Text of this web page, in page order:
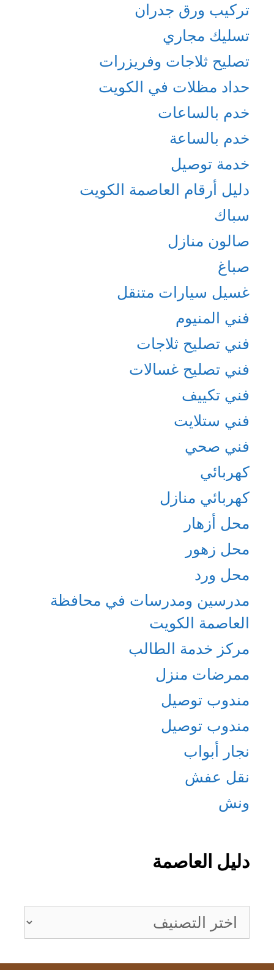
تركيب ورق جدران
تسليك مجاري
تصليح ثلاجات وفريزرات
حداد مظلات في الكويت
خدم بالساعات
خدم بالساعة
خدمة توصيل
دليل أرقام العاصمة الكويت
سباك
صالون منازل
صباغ
غسيل سيارات متنقل
فني المنيوم
فني تصليح ثلاجات
فني تصليح غسالات
فني تكييف
فني ستلايت
فني صحي
كهربائي
كهربائي منازل
محل أزهار
محل زهور
محل ورد
مدرسين ومدرسات في محافظة
العاصمة الكويت
مركز خدمة الطالب
ممرضات منزل
مندوب توصيل
مندوب توصيل
نجار أبواب
نقل عفش
ونش
دليل العاصمة
دليل
العاصمة